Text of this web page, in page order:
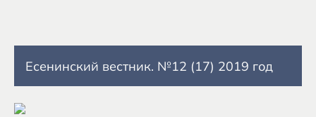
Есенинский вестник. №12 (17) 2019 год